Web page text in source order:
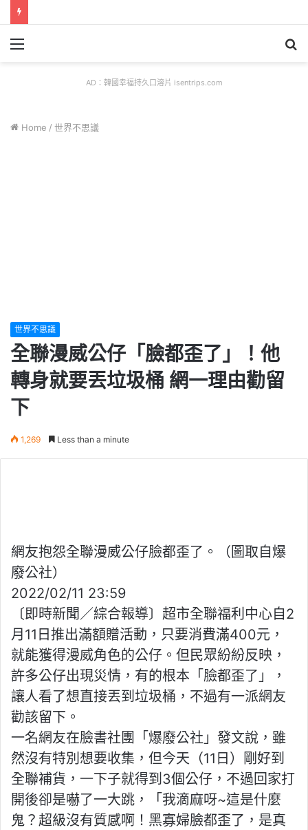
AD：韓國幸福持久口溶片 isentrips.com
Home / 世界不思議
世界不思議
全聯漫威公仔「臉都歪了」！他
轉身就要丟垃圾桶 網一理由勸留
下
1,269 Less than a minute
網友抱怨全聯漫威公仔臉都歪了。（圖取自爆
廢公社）
2022/02/11 23:59
〔即時新聞／綜合報導〕超市全聯福利中心自2
月11日推出滿額贈活動，只要消費滿400元，
就能獲得漫威角色的公仔。但民眾紛紛反映，
許多公仔出現災情，有的根本「臉都歪了」，
讓人看了想直接丟到垃圾桶，不過有一派網友
勸該留下。
一名網友在臉書社團「爆廢公社」發文說，雖
然沒有特別想要收集，但今天（11日）剛好到
全聯補貨，一下子就得到3個公仔，不過回家打
開後卻是嚇了一大跳，「我滴麻呀~這是什麼
鬼？超級沒有質感啊！黑寡婦臉都歪了，是真